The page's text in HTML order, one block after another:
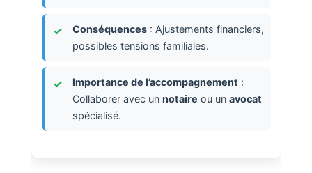
Conséquences : Ajustements financiers,
possibles tensions familiales.
Importance de l’accompagnement :
Collaborer avec un notaire ou un avocat
spécialisé.